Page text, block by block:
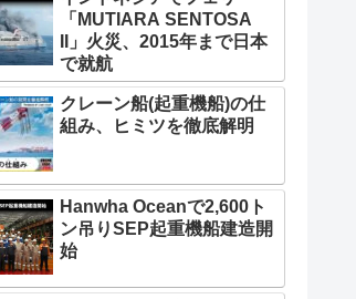
「MUTIARA SENTOSA
II」火災、2015年まで日本
で就航
クレーン船(起重機船)の仕
組み、ヒミツを徹底解明
Hanwha Oceanで2,600ト
ン吊りSEP起重機船建造開
始